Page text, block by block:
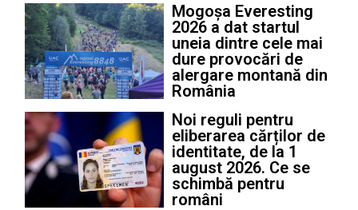
Mogoșa Everesting
2026 a dat startul
uneia dintre cele mai
dure provocări de
alergare montană din
România
Noi reguli pentru
eliberarea cărților de
identitate, de la 1
august 2026. Ce se
schimbă pentru
români